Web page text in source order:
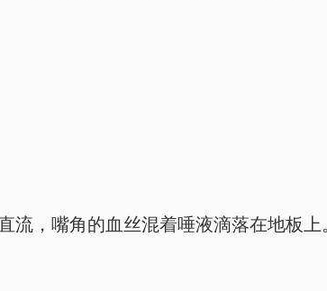
流，嘴角的血丝混着唾液滴落在地板上